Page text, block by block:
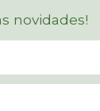
novidades!